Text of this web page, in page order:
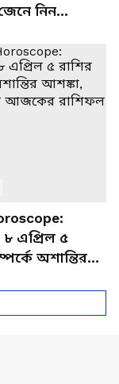
নিন
৮ এপ্রিল ৫
অশান্তির